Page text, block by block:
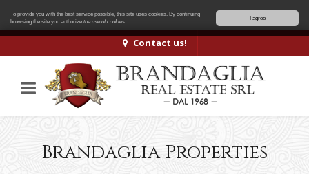
I agree
To provide you with the best service possible, this site uses cookies. By continuing
browsing the site you authorize the use of cookies
Contact us!
Brandaglia Properties